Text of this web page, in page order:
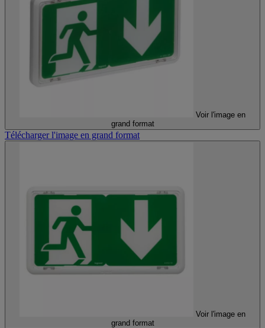
Voir l'image en
grand format
Télécharger l'image en grand format
Voir l'image en
grand format